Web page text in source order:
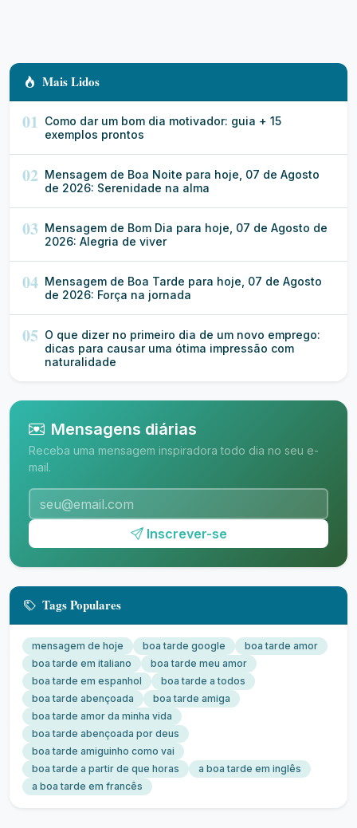
Mais Lidos
01 Como dar um bom dia motivador: guia + 15
exemplos prontos
02 Mensagem de Boa Noite para hoje, 07 de Agosto
de 2026: Serenidade na alma
03 Mensagem de Bom Dia para hoje, 07 de Agosto de
2026: Alegria de viver
04 Mensagem de Boa Tarde para hoje, 07 de Agosto
de 2026: Força na jornada
05 O que dizer no primeiro dia de um novo emprego:
dicas para causar uma ótima impressão com
naturalidade
Mensagens diárias
Receba uma mensagem inspiradora todo dia no seu e-
mail.
Inscrever-se
Tags Populares
mensagem de hoje boa tarde google
boa tarde amor
boa tarde em italiano
boa tarde meu amor
boa tarde em espanhol
boa tarde a todos
boa tarde abençoada
boa tarde amiga
boa tarde amor da minha vida
boa tarde abençoada por deus
boa tarde amiguinho como vai
boa tarde a partir de que horas
a boa tarde em inglês
a boa tarde em francês